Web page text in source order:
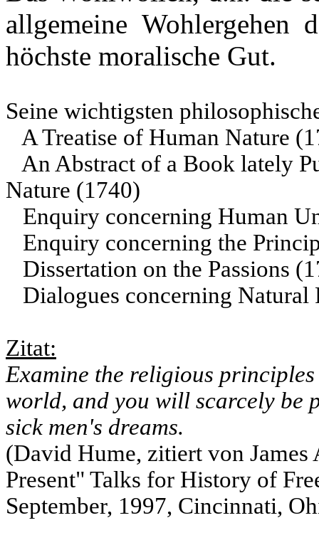
allgemeine Wohlergehen
höchste moralische Gut.
Seine wichtigsten
A Treatise of Human Nature
An Abstract of a Book lately
Nature (1740)
Enquiry concerning Human
Enquiry concerning the
Dissertation on the Passions
Dialogues concerning
Zitat:
Examine the religious
world, and you will scarcely be
sick men's dreams.
(David Hume, zitiert von
Present" Talks for History of
September, 1997, Cincinnati,